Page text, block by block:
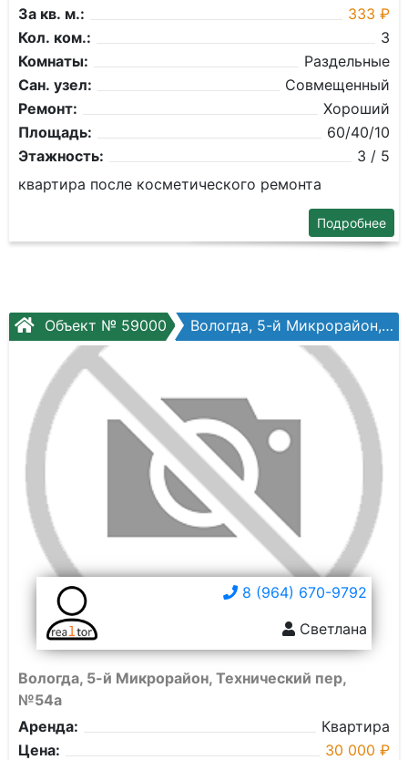
За кв. м.:
333 ₽
Кол. ком.:
3
Комнаты:
Раздельные
Сан. узел:
Совмещенный
Ремонт:
Хороший
Площадь:
60/40/10
Этажность:
3 / 5
квартира после косметического ремонта
Подробнее
Объект № 59000 Вологда, 5-й Микрорайон, Технический пер, №54а
8 (964) 670-9792
Светлана
Вологда, 5-й Микрорайон, Технический пер,
№54а
Аренда:
Квартира
Цена:
30 000 ₽